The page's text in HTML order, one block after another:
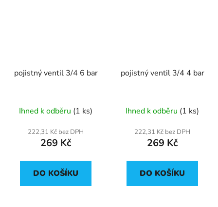
pojistný ventil 3/4 6 bar
Ihned k odběru (1 ks)
222,31 Kč bez DPH
269 Kč
DO KOŠÍKU
pojistný ventil 3/4 4 bar
Ihned k odběru (1 ks)
222,31 Kč bez DPH
269 Kč
DO KOŠÍKU